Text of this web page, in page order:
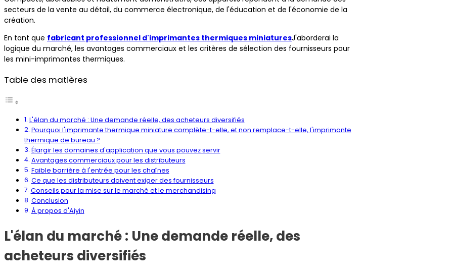
secteurs de la vente au détail, du commerce électronique, de l'éducation et de l'économie de la
création.
En tant que fabricant professionnel d'imprimantes thermiques miniaturesJ'aborderai la
logique du marché, les avantages commerciaux et les critères de sélection des fournisseurs pour
les mini-imprimantes thermiques.
Table des matières
L'élan du marché : Une demande réelle, des acheteurs diversifiés
Pourquoi l'imprimante thermique miniature complète-t-elle, et non remplace-t-elle, l'imprimante
thermique de bureau ?
Élargir les domaines d'application que vous pouvez servir
Avantages commerciaux pour les distributeurs
Faible barrière à l'entrée pour les chaînes
Ce que les distributeurs doivent exiger des fournisseurs
Conseils pour la mise sur le marché et le merchandising
Conclusion
À propos d'Aiyin
L'élan du marché : Une demande réelle, des
acheteurs diversifiés